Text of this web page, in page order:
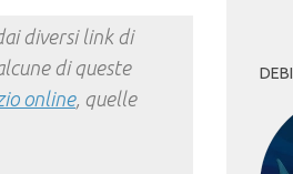
diversi link di
di queste
online, quelle